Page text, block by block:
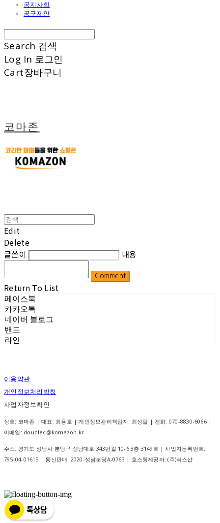
공지사항
공구제안
Search 검색
Log In 로그인
Cart장바구니
코마존
Edit
Delete
글쓴이
내용
Comment
Return To List
페이스북
카카오톡
네이버 블로그
밴드
라인
이용약관
개인정보처리방침
사업자정보확인
상호: 코마존 | 대표: 최용호 | 개인정보관리책임자: 최성일 | 전화: 070-8830-6066 |
이메일: doublec@komazon.kr
주소: 경기도 성남시 분당구 성남대로 343번길 10-6 3층 3149호 | 사업자등록번호:
795-04-01615 | 통신판매: 2020-성남분당A-0763 | 호스팅제공자: (주)식스샵